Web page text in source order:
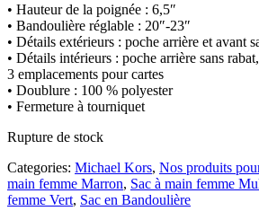
• Hauteur de la poignée : 6,5″
• Bandoulière réglable : 20″-23″
• Détails extérieurs : poche arrière et avant
• Détails intérieurs : poche arrière sans
3 emplacements pour cartes
• Doublure : 100 % polyester
• Fermeture à tourniquet
Rupture de stock
Categories: Michael Kors, Nos produits
main femme Marron, Sac à main femme
femme Vert, Sac en Bandoulière